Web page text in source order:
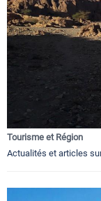
Tourisme et Région
Actualités et articles